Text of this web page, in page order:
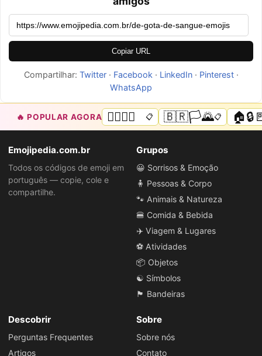
Copiar URL
Compartilhar: Twitter· Facebook · LinkedIn· Pinterest·
WhatsApp
🔥 POPULAR AGORA 🏳️‍🌈🌈💜📋 🇧🇷🏳️🌄📋
Emojipedia.com.br
Todos os códigos de emoji em
português — copie, cole e
compartilhe.
Grupos
😀 Sorrisos & Emoção
🧍 Pessoas & Corpo
🐾 Animais & Natureza
🍔 Comida & Bebida
✈️ Viagem & Lugares
⚽ Atividades
📦 Objetos
☯️ Símbolos
🏴 Bandeiras
Descobrir
Perguntas Frequentes
Artigos
Sobre
Sobre nós
Contato